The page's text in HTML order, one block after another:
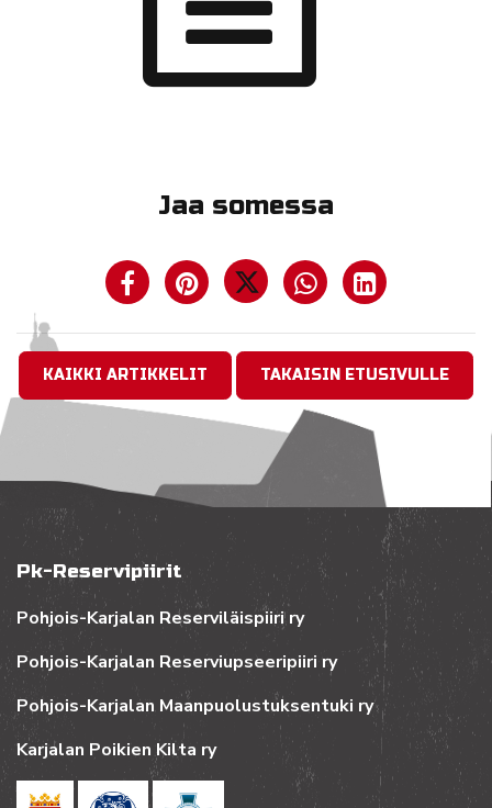
Jaa somessa
KAIKKI ARTIKKELIT TAKAISIN ETUSIVULLE
Pk-Reservipiirit
Pohjois-Karjalan Reserviläispiiri ry
Pohjois-Karjalan Reserviupseeripiiri ry
Pohjois-Karjalan Maanpuolustuksentuki ry
Karjalan Poikien Kilta ry